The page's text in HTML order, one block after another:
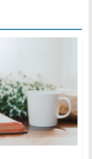
religiose cattoliche
limite della
e sovraffollamento
in Messico: "La pace
altrui"
vescovi: la visita del